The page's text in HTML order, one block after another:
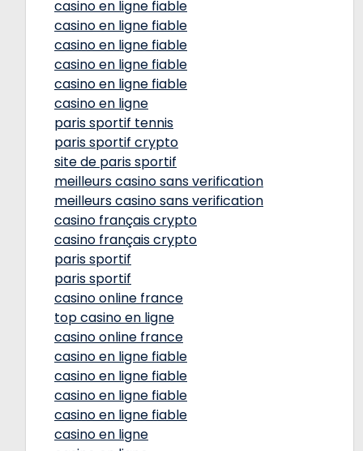
casino en ligne fiable
casino en ligne fiable
casino en ligne fiable
casino en ligne fiable
casino en ligne fiable
casino en ligne
paris sportif tennis
paris sportif crypto
site de paris sportif
meilleurs casino sans verification
meilleurs casino sans verification
casino français crypto
casino français crypto
paris sportif
paris sportif
casino online france
top casino en ligne
casino online france
casino en ligne fiable
casino en ligne fiable
casino en ligne fiable
casino en ligne fiable
casino en ligne